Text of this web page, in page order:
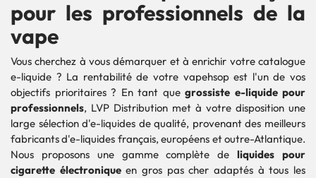
pour les professionnels de la
vape
Vous cherchez à vous démarquer et à enrichir votre catalogue
e-liquide ? La rentabilité de votre vapehsop est l'un de vos
objectifs prioritaires ? En tant que grossiste e-liquide pour
professionnels, LVP Distribution met à votre disposition une
large sélection d'e-liquides de qualité, provenant des meilleurs
fabricants d'e-liquides français, européens et outre-Atlantique.
Nous proposons une gamme complète deliquides pour
cigarette électroniqueen gros pas cher adaptés à tous les